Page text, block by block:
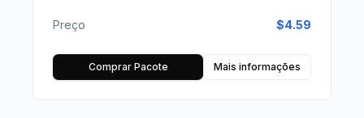
Preço $4.59
Comprar Pacote Mais informações